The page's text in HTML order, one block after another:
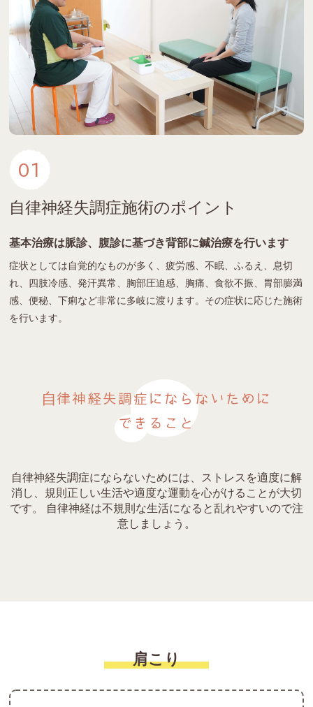
01
自律神経失調症施術のポイント
基本治療は脈診、腹診に基づき背部に鍼治療を行います
症状としては自覚的なものが多く、疲労感、不眠、ふるえ、息切
れ、四肢冷感、発汗異常、胸部圧迫感、胸痛、食欲不振、胃部膨満
感、便秘、下痢など非常に多岐に渡ります。その症状に応じた施術
を行います。
自律神経失調症にならないために
できること
自律神経失調症にならないためには、ストレスを適度に解
消し、規則正しい生活や適度な運動を心がけることが大切
です。 自律神経は不規則な生活になると乱れやすいので注
意しましょう。
肩こり